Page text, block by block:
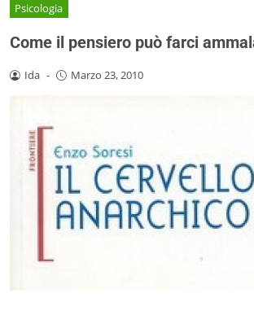
Psicologia
Come il pensiero può farci
Ida - Marzo 23, 2010